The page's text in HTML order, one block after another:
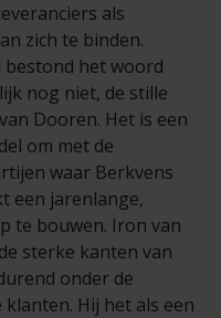
als
zich te binden.
bestond het woord
nog niet, de stille
Dooren. Het is een
om met de
waar Berkvens
een jarenlange,
te bouwen. Iron van
sterke kanten van
onder de
klanten. Hij het als een